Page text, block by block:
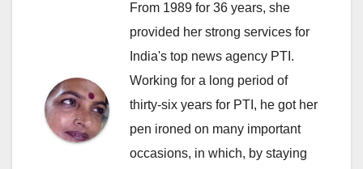
From 1989 for 36 years, she
provided her strong services for
India's top news agency PTI.
Working for a long period of
thirty-six years for PTI, he got her
pen ironed on many important
occasions, in which, by staying